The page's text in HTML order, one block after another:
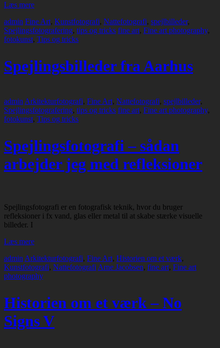
Læs mere
admin Fine Art, Kunstfotografi, Nattefotografi, spejlbilleder,
Spejlingsfotografering, tips og tricks fine art, Fine art photography,
fotokunst, Tips og tricks
Spejlingsbilleder fra Aarhus
admin Arkitekturfotografi, Fine Art, Nattefotografi, spejlbilleder,
Spejlingsfotografering, tips og tricks fine art, Fine art photography,
fotokunst, Tips og tricks
Spejlingsfotografi – sådan
arbejder jeg med refleksioner
Spejlingsfotografi er en fotografisk teknik, hvor du bruger
refleksioner i fx vand, glas eller metal til at skabe stærke visuelle
billeder. I
Læs mere
admin Arkitekturfotografi, Fine Art, Historien om et værk,
Kunstfotografi, Nattefotografi Arne Jacobsen, fine art, Fine art
photography
Historien om et værk – No
Signs V